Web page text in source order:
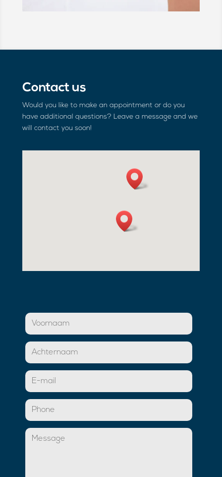
Contact us
Would you like to make an appointment or do you
have additional questions? Leave a message and we
will contact you soon!